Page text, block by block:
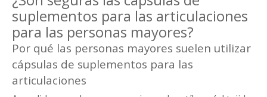
suplementos para las articulaciones
para las personas mayores?
Por qué las personas mayores suelen utilizar
cápsulas de suplementos para las
articulaciones